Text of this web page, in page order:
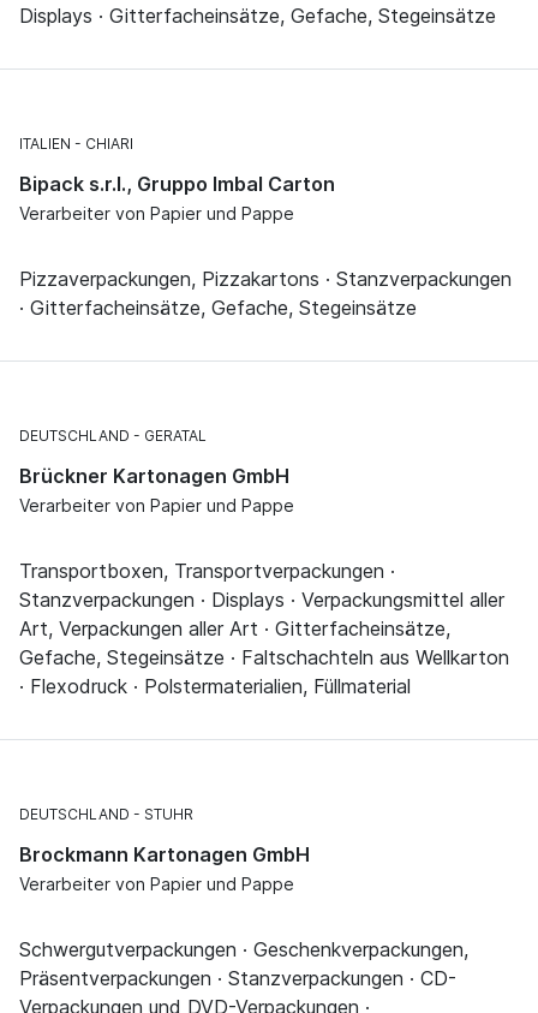
Displays · Gitterfacheinsätze, Gefache, Stegeinsätze
ITALIEN CHIARI
Bipack s.r.l., Gruppo Imbal Carton
Verarbeiter von Papier und Pappe
Pizzaverpackungen, Pizzakartons · Stanzverpackungen
· Gitterfacheinsätze, Gefache, Stegeinsätze
DEUTSCHLAND GERATAL
Brückner Kartonagen GmbH
Verarbeiter von Papier und Pappe
Transportboxen, Transportverpackungen ·
Stanzverpackungen · Displays · Verpackungsmittel aller
Art, Verpackungen aller Art · Gitterfacheinsätze,
Gefache, Stegeinsätze · Faltschachteln aus Wellkarton
· Flexodruck · Polstermaterialien, Füllmaterial
DEUTSCHLAND STUHR
Brockmann Kartonagen GmbH
Verarbeiter von Papier und Pappe
Schwergutverpackungen · Geschenkverpackungen,
Präsentverpackungen · Stanzverpackungen · CD-
Verpackungen und DVD-Verpackungen ·